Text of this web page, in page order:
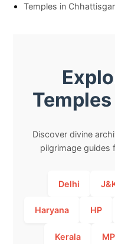
Temples in
Discover divine
pilgrimage guides
Delhi
Haryana HP
Kerala MP